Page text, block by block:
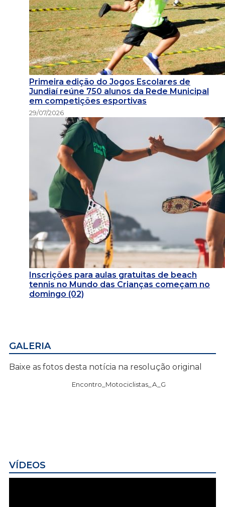
Primeira edição do Jogos Escolares de
Jundiaí reúne 750 alunos da Rede Municipal
em competições esportivas
29/07/2026
Inscrições para aulas gratuitas de beach
tennis no Mundo das Crianças começam no
domingo (02)
GALERIA
Baixe as fotos desta notícia na resolução original
Encontro_Motociclistas_A_G
VÍDEOS